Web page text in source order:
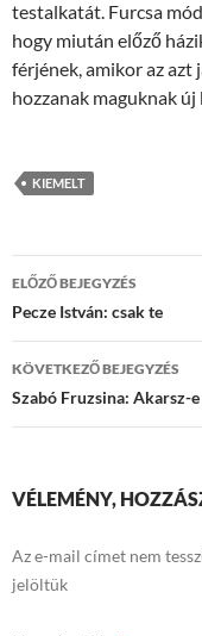
testalkatát. Furcsa
hogy miután előző
férjének, amikor az azt
hozzanak maguknak új
KIEMELT
Bejegyzések
navigációja
ELŐZŐ BEJEGYZÉS
Pecze István: csak te
KÖVETKEZŐ BEJEGYZÉS
Szabó Fruzsina: Akarsz-
VÉLEMÉNY,
Az e-mail címet nem
jelöltük